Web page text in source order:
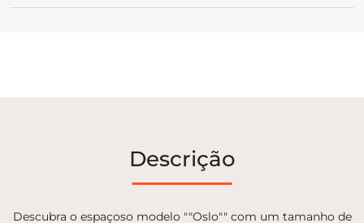
Descrição
Descubra o espaçoso modelo ""Oslo"" com um tamanho de